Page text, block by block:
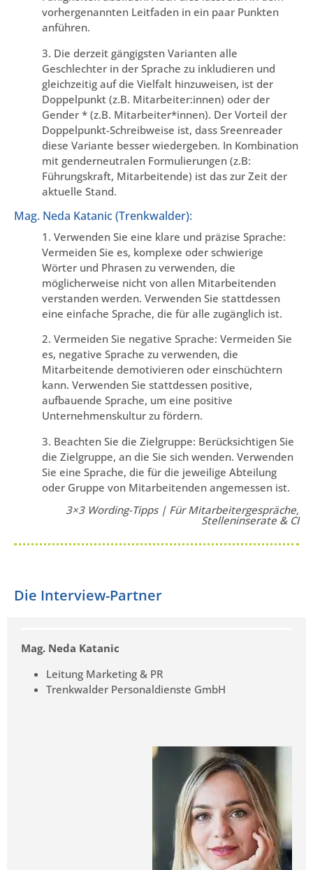
vorhergenannten Leitfaden in ein paar Punkten
anführen.
3. Die derzeit gängigsten Varianten alle
Geschlechter in der Sprache zu inkludieren und
gleichzeitig auf die Vielfalt hinzuweisen, ist der
Doppelpunkt (z.B. Mitarbeiter:innen) oder der
Gender * (z.B. Mitarbeiter*innen). Der Vorteil der
Doppelpunkt-Schreibweise ist, dass Sreenreader
diese Variante besser wiedergeben. In Kombination
mit genderneutralen Formulierungen (z.B:
Führungskraft, Mitarbeitende) ist das zur Zeit der
aktuelle Stand.
Mag. Neda Katanic (Trenkwalder):
1. Verwenden Sie eine klare und präzise Sprache:
Vermeiden Sie es, komplexe oder schwierige
Wörter und Phrasen zu verwenden, die
möglicherweise nicht von allen Mitarbeitenden
verstanden werden. Verwenden Sie stattdessen
eine einfache Sprache, die für alle zugänglich ist.
2. Vermeiden Sie negative Sprache: Vermeiden Sie
es, negative Sprache zu verwenden, die
Mitarbeitende demotivieren oder einschüchtern
kann. Verwenden Sie stattdessen positive,
aufbauende Sprache, um eine positive
Unternehmenskultur zu fördern.
3. Beachten Sie die Zielgruppe: Berücksichtigen Sie
die Zielgruppe, an die Sie sich wenden. Verwenden
Sie eine Sprache, die für die jeweilige Abteilung
oder Gruppe von Mitarbeitenden angemessen ist.
3×3 Wording-Tipps | Für Mitarbeitergespräche,
Stelleninserate & CI
Die Interview-Partner
Mag. Neda Katanic
Leitung Marketing & PR
Trenkwalder Personaldienste GmbH